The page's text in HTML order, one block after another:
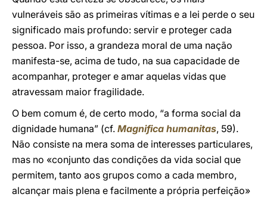
vulneráveis são as primeiras vítimas e a lei perde o seu
significado mais profundo: servir e proteger cada
pessoa. Por isso, a grandeza moral de uma nação
manifesta-se, acima de tudo, na sua capacidade de
acompanhar, proteger e amar aquelas vidas que
atravessam maior fragilidade.
O bem comum é, de certo modo, “a forma social da
dignidade humana” (cf. Magnifica humanitas, 59).
Não consiste na mera soma de interesses particulares,
mas no «conjunto das condições da vida social que
permitem, tanto aos grupos como a cada membro,
alcançar mais plena e facilmente a própria perfeição»